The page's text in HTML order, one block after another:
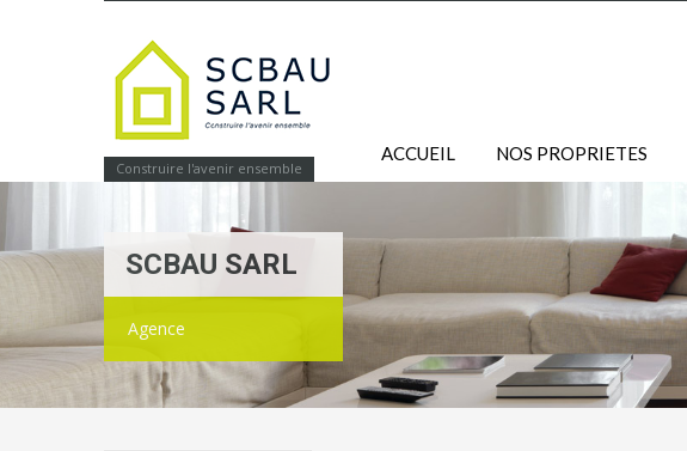
Construire l'avenir ensemble
ACCUEIL NOS PROPRIETES
SCBAU SARL
Agence